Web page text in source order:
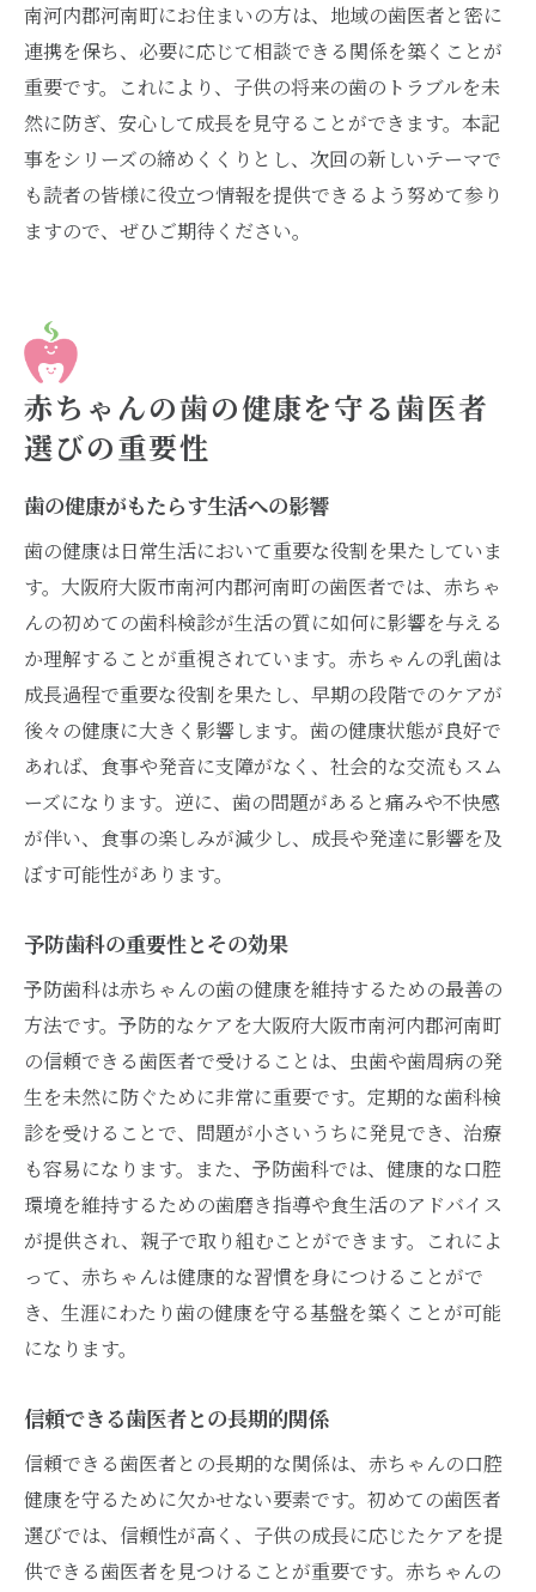
南河内郡河南町にお住まいの方は、地域の歯医者と密に
連携を保ち、必要に応じて相談できる関係を築くことが
重要です。これにより、子供の将来の歯のトラブルを未
然に防ぎ、安心して成長を見守ることができます。本記
事をシリーズの締めくくりとし、次回の新しいテーマで
も読者の皆様に役立つ情報を提供できるよう努めて参り
ますので、ぜひご期待ください。
赤ちゃんの歯の健康を守る歯医者
選びの重要性
歯の健康がもたらす生活への影響
歯の健康は日常生活において重要な役割を果たしていま
す。大阪府大阪市南河内郡河南町の歯医者では、赤ちゃ
んの初めての歯科検診が生活の質に如何に影響を与える
か理解することが重視されています。赤ちゃんの乳歯は
成長過程で重要な役割を果たし、早期の段階でのケアが
後々の健康に大きく影響します。歯の健康状態が良好で
あれば、食事や発音に支障がなく、社会的な交流もスム
ーズになります。逆に、歯の問題があると痛みや不快感
が伴い、食事の楽しみが減少し、成長や発達に影響を及
ぼす可能性があります。
予防歯科の重要性とその効果
予防歯科は赤ちゃんの歯の健康を維持するための最善の
方法です。予防的なケアを大阪府大阪市南河内郡河南町
の信頼できる歯医者で受けることは、虫歯や歯周病の発
生を未然に防ぐために非常に重要です。定期的な歯科検
診を受けることで、問題が小さいうちに発見でき、治療
も容易になります。また、予防歯科では、健康的な口腔
環境を維持するための歯磨き指導や食生活のアドバイス
が提供され、親子で取り組むことができます。これによ
って、赤ちゃんは健康的な習慣を身につけることがで
き、生涯にわたり歯の健康を守る基盤を築くことが可能
になります。
信頼できる歯医者との長期的関係
信頼できる歯医者との長期的な関係は、赤ちゃんの口腔
健康を守るために欠かせない要素です。初めての歯医者
選びでは、信頼性が高く、子供の成長に応じたケアを提
供できる歯医者を見つけることが重要です。赤ちゃんの